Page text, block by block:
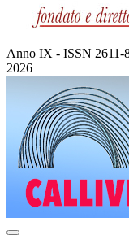
Anno IX - ISSN 2611-
2026